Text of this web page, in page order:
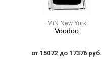
MiN New York
Voodoo
от 15072 до 17376 руб.